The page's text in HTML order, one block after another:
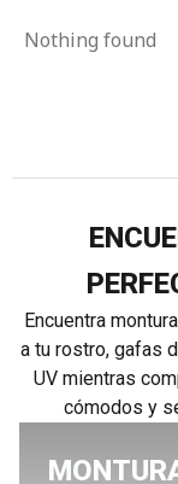
Nothing found
Encuentra
a tu rostro, gafas
UV mientras
cómodos y